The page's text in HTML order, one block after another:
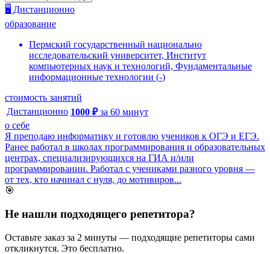
🖥️ Дистанционно
образование
Пермский государственный национально
исследовательский университет, Институт
компьютерных наук и технологий, Фундаментальные
информационные технологии (-)
стоимость занятий
Дистанционно 1000 ₽ за 60 минут
о себе
Я преподаю информатику и готовлю учеников к ОГЭ и ЕГЭ.
Ранее работал в школах программирования и образовательных
центрах, специализирующихся на ГИА и/или
программировании. Работал с учениками разного уровня —
от тех, кто начинал с нуля, до мотивиров...
🎯
Не нашли подходящего репетитора?
Оставьте заказ за 2 минуты — подходящие репетиторы сами
откликнутся. Это бесплатно.